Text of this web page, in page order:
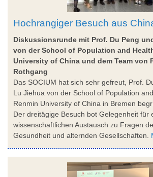
Hochrangiger Besuch aus
Diskussionsrunde mit Prof. Du Peng
von der School of Population and
University of China und dem Team von
Rothgang
Das SOCIUM hat sich sehr gefreut, Prof.
Lu Jiehua von der School of Population
Renmin University of China in Bremen
Der dreitägige Besuch bot Gelegenheit für
wissenschaftlichen Austausch zu Fragen
Gesundheit und alternden Gesellschaften.